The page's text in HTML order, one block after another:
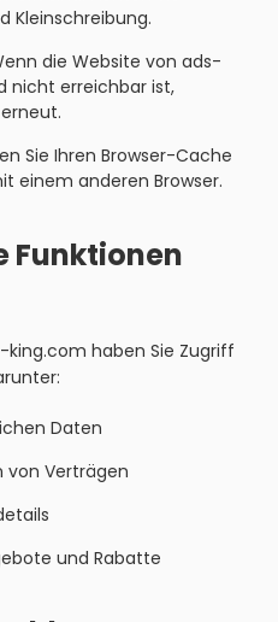
Kleinschreibung.
die Website von ads-
nicht erreichbar ist,
Sie Ihren Browser-Cache
einem anderen Browser.
Funktionen
haben Sie Zugriff
Daten
von Verträgen
und Rabatte